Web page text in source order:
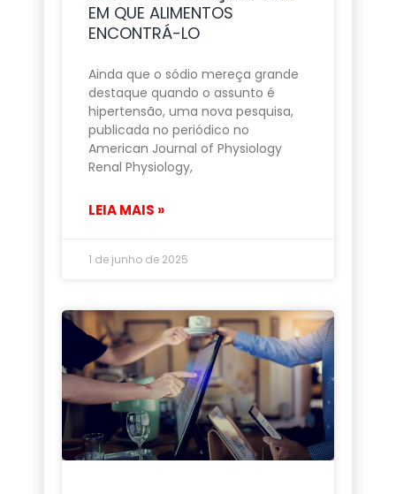
EM QUE ALIMENTOS
ENCONTRÁ-LO
Ainda que o sódio mereça grande
destaque quando o assunto é
hipertensão, uma nova pesquisa,
publicada no periódico no
American Journal of Physiology
Renal Physiology,
LEIA MAIS »
1 de junho de 2025